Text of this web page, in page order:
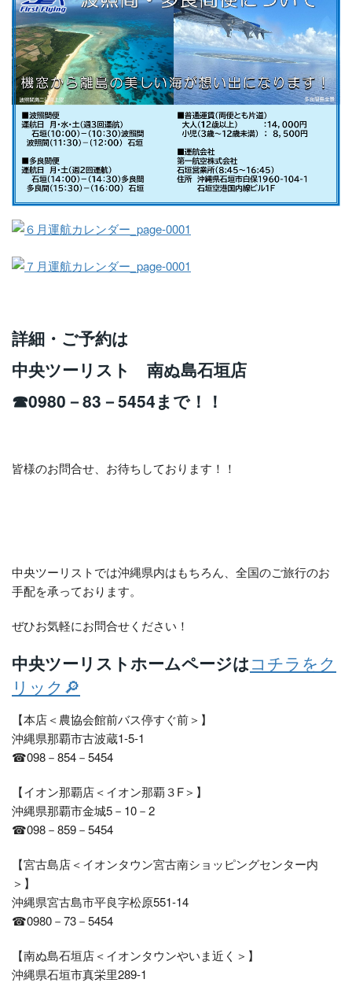
詳細・ご予約は
中央ツーリスト 南ぬ島石垣店
☎0980－83－5454まで！！
皆様のお問合せ、お待ちしております！！
中央ツーリストでは沖縄県内はもちろん、全国のご旅行のお
手配を承っております。
ぜひお気軽にお問合せください！
中央ツーリストホームページはコチラをク
リック🔎
【本店＜農協会館前バス停すぐ前＞】
沖縄県那覇市古波蔵1-5-1
☎098－854－5454
【イオン那覇店＜イオン那覇３F＞】
沖縄県那覇市金城5－10－2
☎098－859－5454
【宮古島店＜イオンタウン宮古南ショッピングセンター内
＞】
沖縄県宮古島市平良字松原551-14
☎0980－73－5454
【南ぬ島石垣店＜イオンタウンやいま近く＞】
沖縄県石垣市真栄里289-1